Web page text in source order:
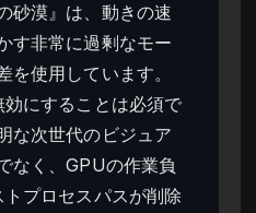
砂漠』は、動きの速
す非常に過剰なモー
を使用しています。
にすることは必須で
な次世代のビジュア
なく、GPUの作業負
プロセスパスが削除